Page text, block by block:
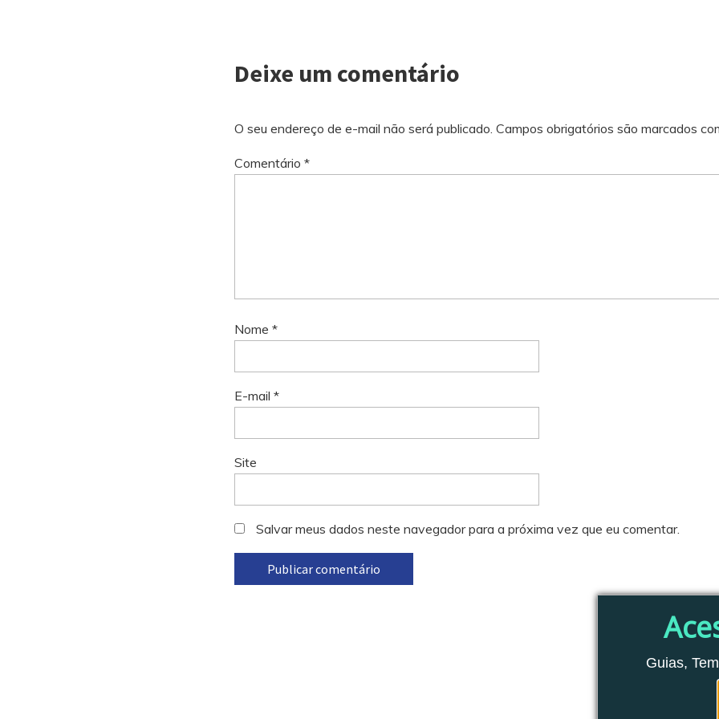
Guias,
Deixe um comentário
O seu endereço de e-mail não será publicado. Campos obrigatórios são marcados
Comentário *
Nome *
E-mail *
Site
Salvar meus dados neste navegador para a próxima vez que eu comentar.